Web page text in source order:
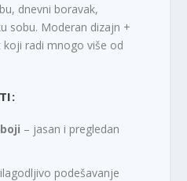
S
D
.
dnevni boravak,
sobu. Moderan dizajn +
radi mnogo više od
– jasan i pregledan
podešavanje